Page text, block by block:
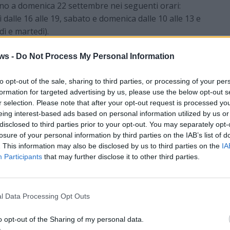
- Do Not Process My Personal Information
opt-out of the sale, sharing to third parties, or processing of your
for targeted advertising by us, please use the below opt-out
selection. Please note that after your opt-out request is processed
interest-based ads based on personal information utilized by us
to third parties prior to your opt-out. You may separately
of your personal information by third parties on the IAB’s list of
This information may also be disclosed by us to third parties on the
Participants that may further disclose it to other third parties.
Data Processing Opt Outs
opt-out of the Sharing of my personal data.
a domenica 22 settembre nei seguenti orari:
16 alle 19, sabato e domenica dalle 10 alle 13 e
e martedì).
Galleria Boragno
Busto Arsizio